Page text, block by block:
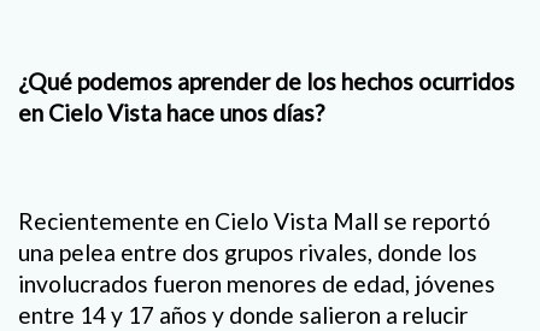
¿Qué podemos aprender de los hechos ocurridos
en Cielo Vista hace unos días?
Recientemente en Cielo Vista Mall se reportó
una pelea entre dos grupos rivales, donde los
involucrados fueron menores de edad, jóvenes
entre 14 y 17 años y donde salieron a relucir